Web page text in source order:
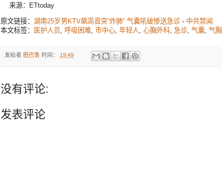
来源：ETtoday
原文链接： 湖南25岁男KTV飙高音突“炸肺” 气囊吼破惨送急诊 - 中共禁闻
本文标签：
医护人员, 呼吸困难, 市中心, 年轻人, 心胸外科, 急诊, 气囊, 气胸
发帖者 图巴鲁 时间： 19:49
没有评论:
发表评论